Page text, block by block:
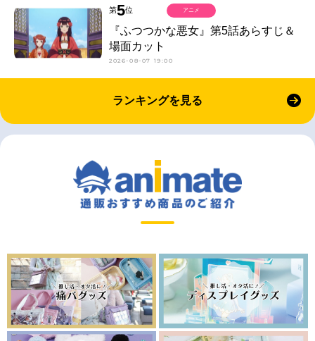
第5位
『ふつつかな悪女』第5話あらすじ＆
場面カット
2026-08-07 19:00
アニメ
ランキングを見る